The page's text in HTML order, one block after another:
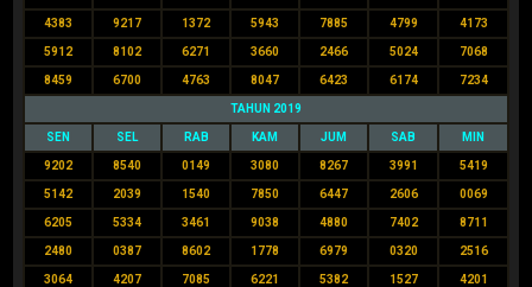
4383 9217 1372 5943 7885 4799 4173
5912 8102 6271 3660 2466 5024 7068
8459 6700 4763 8047 6423 6174 7234
TAHUN 2019
SEN SEL RAB KAM JUM SAB MIN
9202 8540 0149 3080 8267 3991 5419
5142 2039 1540 7850 6447 2606 0069
6205 5334 3461 9038 4880 7402 8711
2480 0387 8602 1778 6979 0320 2516
3064 4207 7085 6221 5382 1527 4201